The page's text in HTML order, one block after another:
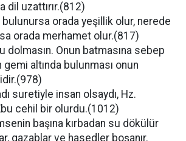
dil uzattırır.(812)
orada yeşillik olur, nerede
orada merhamet olur.(817)
dolmasın. Onun batmasına sebep
altında bulunması onun
suretiyle insan olsaydı, Hz.
cehil bir olurdu.(1012)
başına kırbadan su dökülür
gazablar ve hasedler boşanır.